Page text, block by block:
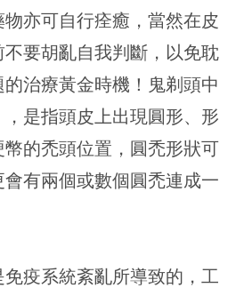
亦可自行痊癒，當然在皮
要胡亂自我判斷，以免耽
治療黃金時機！鬼剃頭中
是指頭皮上出現圓形、形
的禿頭位置，圓禿形狀可
有兩個或數個圓禿連成一
疫系統紊亂所導致的，工